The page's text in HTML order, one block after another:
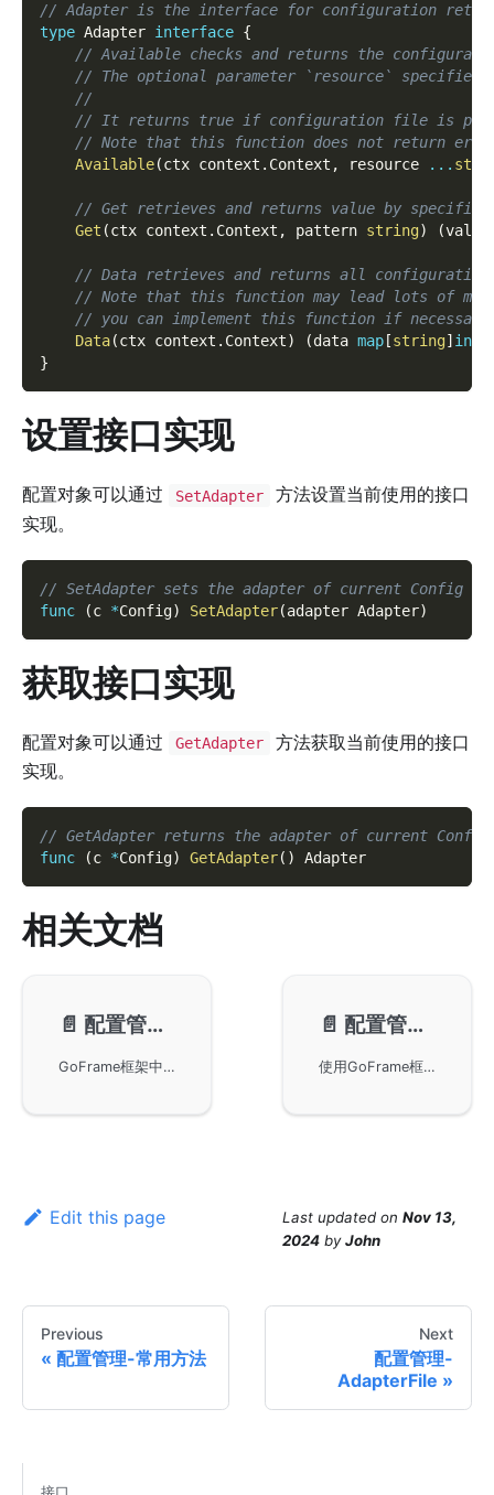
// Adapter is the interface for configuration
type Adapter interface {
// Available checks and returns the
// The optional parameter `resource`
//
// It returns true if configuration file is
// Note that this function does not return
Available(ctx context . Context , resource ...
// Get retrieves and returns value by
Get (ctx context . Context , pattern string) (
// Data retrieves and returns all configuration
// Note that this function may lead lots of
// you can implement this function if
Data(ctx context . Context) (data map [string]
}
设置接口实现
配置对象可以通过 SetAdapter
方法设置当前使用的接口
实现。
// SetAdapter sets the adapter of current Config
func
(c *Config) SetAdapter(adapter Adapter)
获取接口实现
配置对象可以通过 GetAdapter
方法获取当前使用的接口
实现。
// GetAdapter returns the adapter of current
func
(c *Config) GetAdapter( ) Adapter
相关文档
📄️ 配置管理-AdapterFile
GoFrame框架中配置管理的实现，主要通过AdapterFile进行基于文件的配置加载和读取。用户可以通过g.Cfg单例对象便捷地使用配置管理，亦可通过gcfg.NewWithAdapter方法创建配置管理对象。示例代码展示了如何在Go语言中实现和运行这些配置操作。
📄️ 配置管理-AdapterContent
使用GoFrame框架中的AdapterContent接口来管理配置。用户可以通过给定具体的配置内容生成相应的Adapter接口对象，支持多种格式。通过示例代码展示了如何使用g.Cfg单例对象进行基于文件的配置管理。
Edit this page Last updated on Nov 13,
2024 byJohn
Previous
配置管理-常用方法
Next
配置管理-
AdapterFile